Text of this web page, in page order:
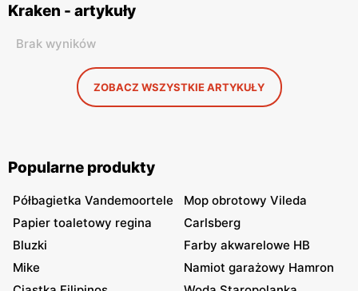
Kraken - artykuły
Brak wyników
ZOBACZ WSZYSTKIE ARTYKUŁY
Popularne produkty
Półbagietka Vandemoortele
Mop obrotowy Vileda
Papier toaletowy regina
Carlsberg
Bluzki
Farby akwarelowe HB
Mike
Namiot garażowy Hamron